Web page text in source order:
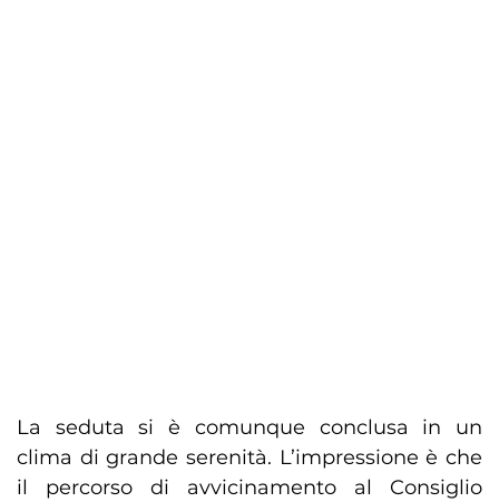
La seduta si è comunque conclusa in un
clima di grande serenità. L’impressione è che
il percorso di avvicinamento al Consiglio